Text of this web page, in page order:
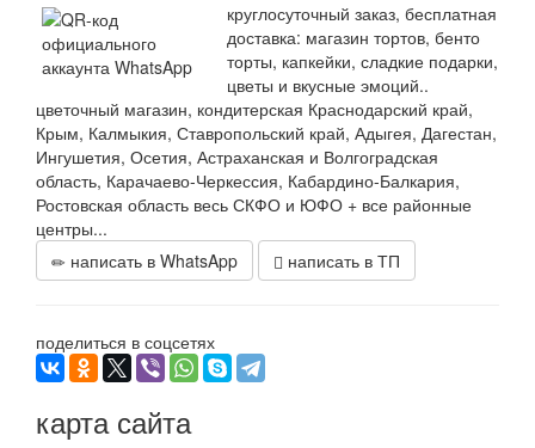
круглосуточный заказ, бесплатная
доставка: магазин тортов, бенто
торты, капкейки, сладкие подарки,
цветы и вкусные эмоций..
цветочный магазин, кондитерская Краснодарский край,
Крым, Калмыкия, Ставропольский край, Адыгея, Дагестан,
Ингушетия, Осетия, Астраханская и Волгоградская
область, Карачаево-Черкессия, Кабардино-Балкария,
Ростовская область весь СКФО и ЮФО + все районные
центры...
написать в WhatsApp
написать в ТП
поделиться в соцсетях
карта сайта